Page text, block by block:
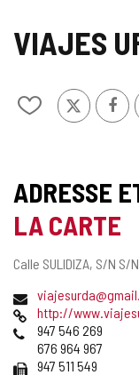
VIAJES
Ajouter/retirer
X
ADRESSE
LA CARTE
Adresse
Calle SULIDIZA, S/N S/N.
Adresse
de
courrier
électronique
Page
Web
http://
Téléphones
947 546 269
676 964 967
Fax 947 511 549